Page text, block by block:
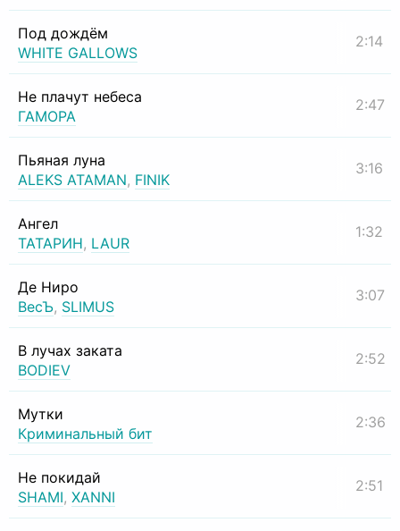
Под дождём
WHITE GALLOWS
2:14
Не плачут небеса
ГАМОРА
2:47
Пьяная луна
ALEKS ATAMAN, FINIK
3:16
Ангел
ТАТАРИН, LAUR
1:32
Де Ниро
ВесЪ, SLIMUS
3:07
В лучах заката
BODIEV
2:52
Мутки
Криминальный бит
2:36
Не покидай
SHAMI, XANNI
2:51